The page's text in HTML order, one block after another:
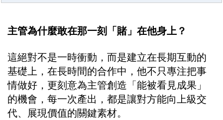
主管為什麼敢在那一刻「賭」在他身上？
這絕對不是一時衝動，而是建立在長期互動的
基礎上，在長時間的合作中，他不只專注把事
情做好，更刻意為主管創造「能被看見成果」
的機會，每一次產出，都是讓對方能向上級交
代、展現價值的關鍵素材。